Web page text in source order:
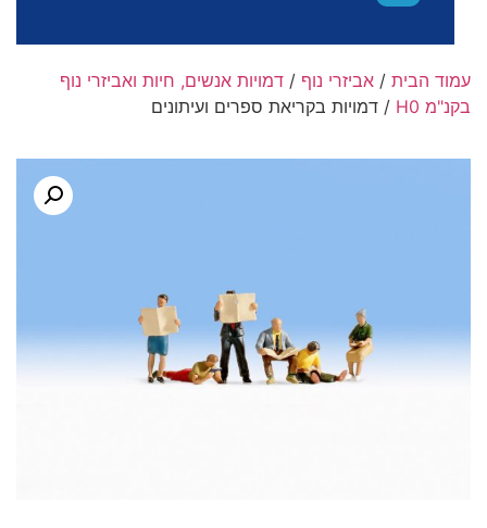
עמוד הבית / אביזרי נוף / דמויות אנשים, חיות ואביזרי נוף
בקנ"מ H0
/ דמויות בקריאת ספרים ועיתונים